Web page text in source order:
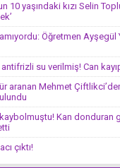
10 yaşındaki kızı Selin
Öğretmen Ayşegül
su verilmiş! Can
aranan Mehmet
Kan donduran
çıktı!